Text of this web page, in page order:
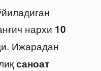
нархи 10
Ижарадан
саноат